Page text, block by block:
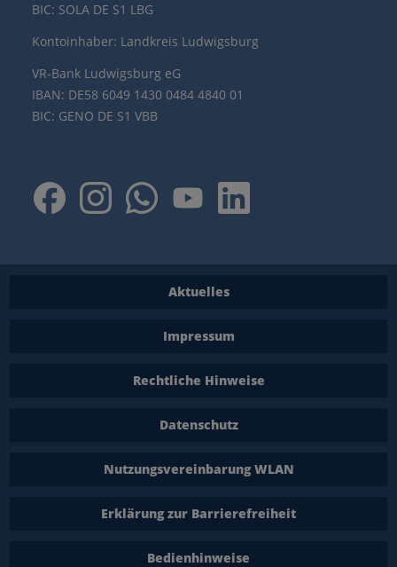
BIC: SOLA DE S1 LBG
Kontoinhaber: Landkreis Ludwigsburg
VR-Bank Ludwigsburg eG
IBAN: DE58 6049 1430 0484 4840 01
BIC: GENO DE S1 VBB
Aktuelles
Impressum
Rechtliche Hinweise
Datenschutz
Nutzungsvereinbarung WLAN
Erklärung zur Barrierefreiheit
Bedienhinweise